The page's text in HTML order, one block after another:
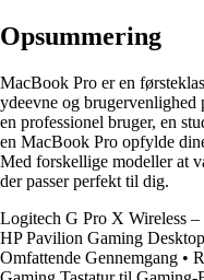
Opsummering
MacBook Pro er en
ydeevne og brugervenlighed
en professionel bruger, en
en MacBook Pro opfylde
Med forskellige modeller at
der passer perfekt til dig.
Logitech G Pro X Wireless –
HP Pavilion Gaming
Omfattende Gennemgang •